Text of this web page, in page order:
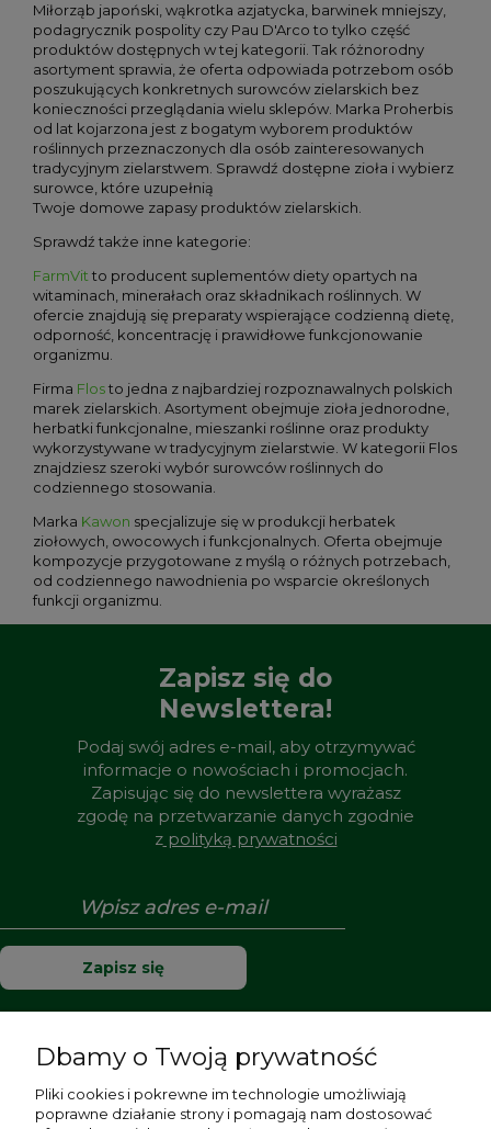
Miłorząb japoński, wąkrotka azjatycka, barwinek mniejszy,
podagrycznik pospolity czy Pau D'Arco to tylko część
produktów dostępnych w tej kategorii. Tak różnorodny
asortyment sprawia, że oferta odpowiada potrzebom osób
poszukujących konkretnych surowców zielarskich bez
konieczności przeglądania wielu sklepów. Marka Proherbis
od lat kojarzona jest z bogatym wyborem produktów
roślinnych przeznaczonych dla osób zainteresowanych
tradycyjnym zielarstwem. Sprawdź dostępne zioła i wybierz
surowce, które uzupełnią
Twoje domowe zapasy produktów zielarskich.
Sprawdź także inne kategorie:
FarmVit to producent suplementów diety opartych na
witaminach, minerałach oraz składnikach roślinnych. W
ofercie znajdują się preparaty wspierające codzienną dietę,
odporność, koncentrację i prawidłowe funkcjonowanie
organizmu.
Firma Flosto jedna z najbardziej rozpoznawalnych polskich
marek zielarskich. Asortyment obejmuje zioła jednorodne,
herbatki funkcjonalne, mieszanki roślinne oraz produkty
wykorzystywane w tradycyjnym zielarstwie. W kategorii Flos
znajdziesz szeroki wybór surowców roślinnych do
codziennego stosowania.
Marka Kawon specjalizuje się w produkcji herbatek
ziołowych, owocowych i funkcjonalnych. Oferta obejmuje
kompozycje przygotowane z myślą o różnych potrzebach,
od codziennego nawodnienia po wsparcie określonych
funkcji organizmu.
Zapisz się do
Newslettera!
Podaj swój adres e-mail, aby otrzymywać
informacje o nowościach i promocjach.
Zapisując się do newslettera wyrażasz
zgodę na przetwarzanie danych zgodnie
zpolityką prywatności
Zapisz się
Dbamy o Twoją prywatność
Pliki cookies i pokrewne im technologie umożliwiają
poprawne działanie strony i pomagają nam dostosować